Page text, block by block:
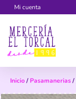
Mi cuenta
Inicio/ Pasamanerias/